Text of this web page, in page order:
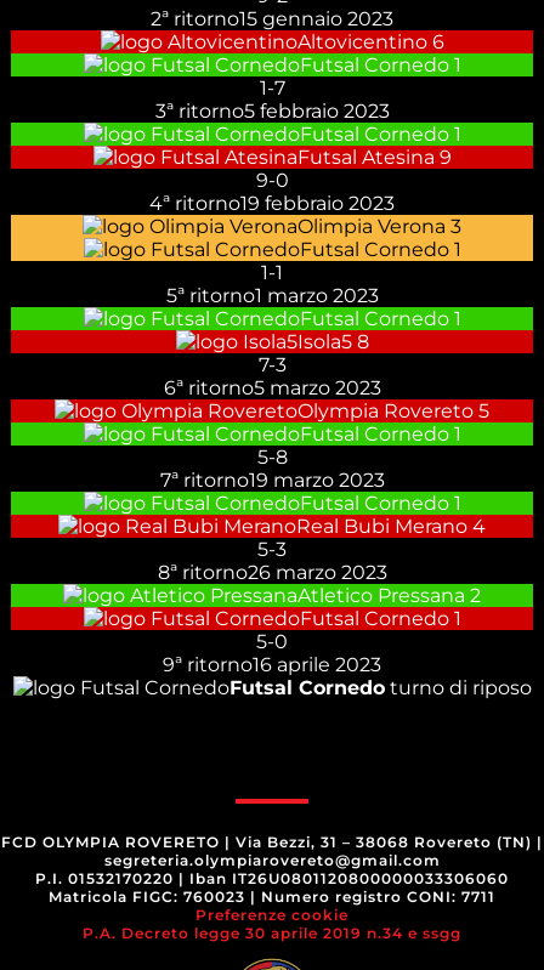
2ª ritorno15 gennaio 2023
Altovicentino 6
Futsal Cornedo 1
1-7
3ª ritorno5 febbraio 2023
Futsal Cornedo 1
Futsal Atesina 9
9-0
4ª ritorno19 febbraio 2023
Olimpia Verona 3
Futsal Cornedo 1
1-1
5ª ritorno1 marzo 2023
Futsal Cornedo 1
Isola5 8
7-3
6ª ritorno5 marzo 2023
Olympia Rovereto 5
Futsal Cornedo 1
5-8
7ª ritorno19 marzo 2023
Futsal Cornedo 1
Real Bubi Merano 4
5-3
8ª ritorno26 marzo 2023
Atletico Pressana 2
Futsal Cornedo 1
5-0
9ª ritorno16 aprile 2023
Futsal Cornedoturno di riposo
FCD OLYMPIA ROVERETO | Via Bezzi, 31 – 38068 Rovereto (TN) |
segreteria.olympiarovereto@gmail.com
P.I. 01532170220 | Iban IT26U0801120800000033306060
Matricola FIGC: 760023 | Numero registro CONI: 7711
Preferenze cookie
P.A. Decreto legge 30 aprile 2019 n.34 e ssgg